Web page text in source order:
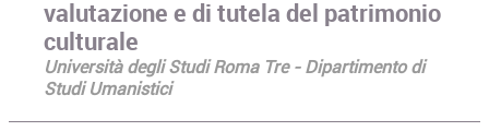
valutazione e di tutela del patrimonio
culturale
Università degli Studi Roma Tre - Dipartimento di
Studi Umanistici